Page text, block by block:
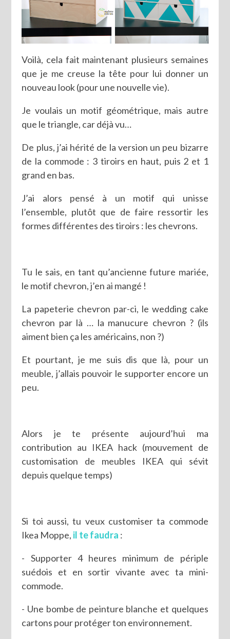
Voilà, cela fait maintenant plusieurs semaines
que je me creuse la tête pour lui donner un
nouveau look (pour une nouvelle vie).
Je voulais un motif géométrique, mais autre
que le triangle, car déjà vu…
De plus, j’ai hérité de la version un peu bizarre
de la commode : 3 tiroirs en haut, puis 2 et 1
grand en bas.
J’ai alors pensé à un motif qui unisse
l’ensemble, plutôt que de faire ressortir les
formes différentes des tiroirs : les chevrons.
Tu le sais, en tant qu’ancienne future mariée,
le motif chevron, j’en ai mangé !
La papeterie chevron par-ci, le wedding cake
chevron par là … la manucure chevron ? (ils
aiment bien ça les américains, non ?)
Et pourtant, je me suis dis que là, pour un
meuble, j’allais pouvoir le supporter encore un
peu.
Alors je te présente aujourd’hui ma
contribution au IKEA hack (mouvement de
customisation de meubles IKEA qui sévit
depuis quelque temps)
Si toi aussi, tu veux customiser ta commode
Ikea Moppe, il te faudra :
- Supporter 4 heures minimum de périple
suédois et en sortir vivante avec ta mini-
commode.
- Une bombe de peinture blanche et quelques
cartons pour protéger ton environnement.